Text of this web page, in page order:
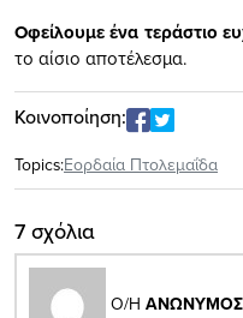
Οφείλουμε ένα τεράστιο
το αίσιο αποτέλεσμα.
Κοινοποίηση:
Topics:Εορδαία Πτολεμαΐδα
7 σχόλια
Ο/Η ΑΝΩΝΥΜΟΣ